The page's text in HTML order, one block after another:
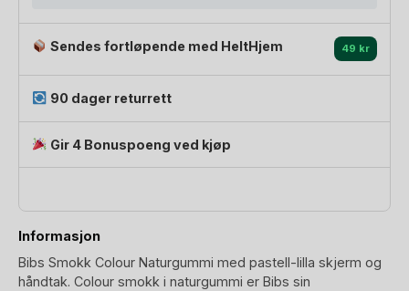
Sendes fortløpende med HeltHjem 49 kr
90 dager returrett
Gir 4 Bonuspoeng ved kjøp
Informasjon
Bibs Smokk Colour Naturgummi med pastell-lilla skjerm og
håndtak. Colour smokk i naturgummi er Bibs sin